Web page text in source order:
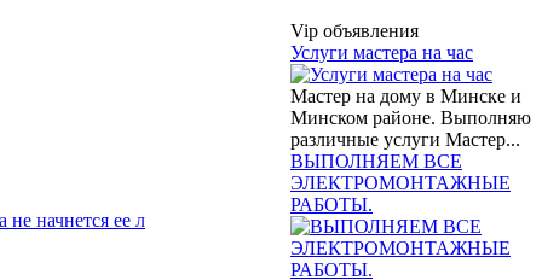
начнется ее л
Vip объявления
Услуги мастера на час
Мастер на дому в Минске и
Минском районе. Выполняю
различные услуги Мастер...
ВЫПОЛНЯЕМ ВСЕ
ЭЛЕКТРОМОНТАЖНЫЕ
РАБОТЫ.